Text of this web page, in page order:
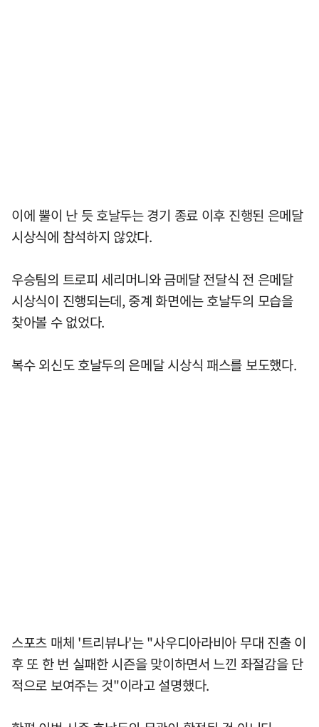
이에 뿔이 난 듯 호날두는 경기 종료 이후 진행된 은메달
시상식에 참석하지 않았다.
우승팀의 트로피 세리머니와 금메달 전달식 전 은메달
시상식이 진행되는데, 중계 화면에는 호날두의 모습을
찾아볼 수 없었다.
복수 외신도 호날두의 은메달 시상식 패스를 보도했다.
스포츠 매체 '트리뷰나'는 "사우디아라비아 무대 진출 이
후 또 한 번 실패한 시즌을 맞이하면서 느낀 좌절감을 단
적으로 보여주는 것"이라고 설명했다.